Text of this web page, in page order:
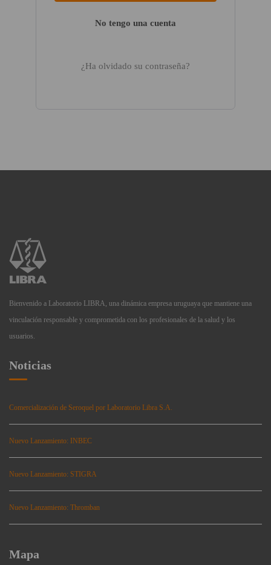
No tengo una cuenta
¿Ha olvidado su contraseña?
Bienvenido a Laboratorio LIBRA, una dinámica empresa uruguaya que mantiene una
vinculación responsable y comprometida con los profesionales de la salud y los
usuarios.
Noticias
Comercialización de Seroquel por Laboratorio Libra S.A.
Nuevo Lanzamiento: INBEC
Nuevo Lanzamiento: STIGRA
Nuevo Lanzamiento: Thromban
Mapa